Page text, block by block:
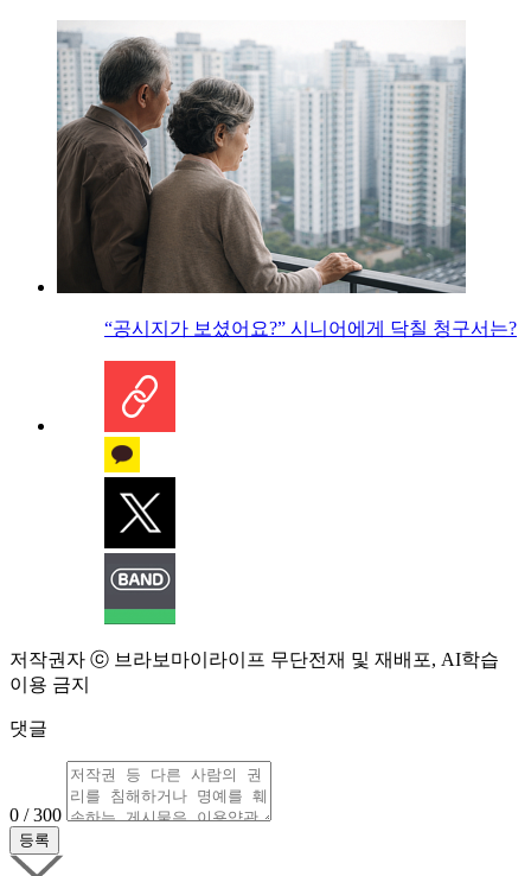
“공시지가 보셨어요?” 시니어에게 닥칠 청구서는?
저작권자 ⓒ 브라보마이라이프 무단전재 및 재배포, AI학습
이용 금지
댓글
0 / 300